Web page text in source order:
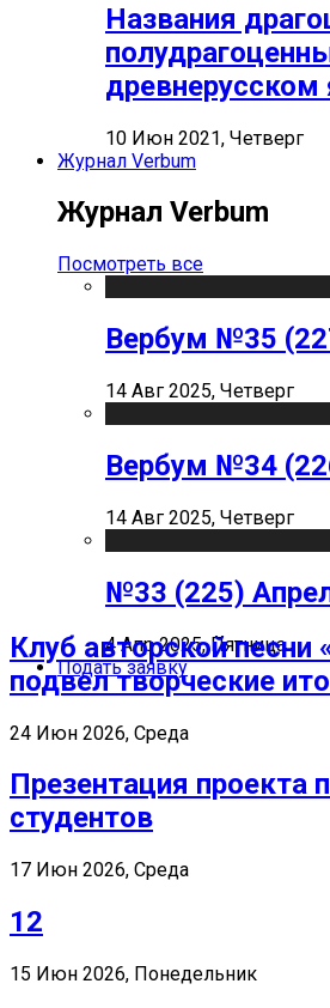
Названия
10 Июн 2021, Четверг
Журнал Verbum
Журнал Verbum
Посмотреть все
Вербум №35
14 Авг 2025, Четверг
Вербум №34
14 Авг 2025, Четверг
№33 (225)
4 Апр 2025, Пятница
Подать заявку
Клуб авторской песни
подвел творческие
24 Июн 2026, Среда
Презентация проекта
студентов
17 Июн 2026, Среда
12
15 Июн 2026, Понедельник